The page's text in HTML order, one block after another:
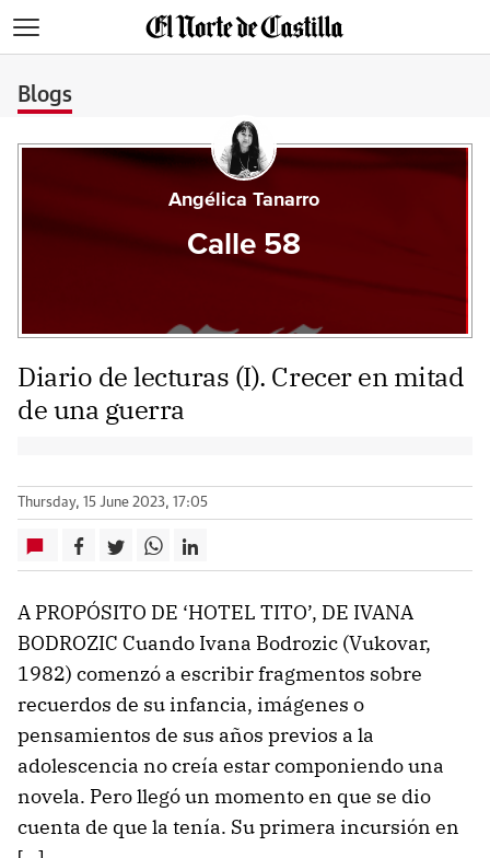
Blogs
Angélica Tanarro
Calle 58
Diario de lecturas (I). Crecer en mitad
de una guerra
Thursday, 15 June 2023, 17:05
A PROPÓSITO DE ‘HOTEL TITO’, DE IVANA
BODROZIC Cuando Ivana Bodrozic (Vukovar,
1982) comenzó a escribir fragmentos sobre
recuerdos de su infancia, imágenes o
pensamientos de sus años previos a la
adolescencia no creía estar componiendo una
novela. Pero llegó un momento en que se dio
cuenta de que la tenía. Su primera incursión en